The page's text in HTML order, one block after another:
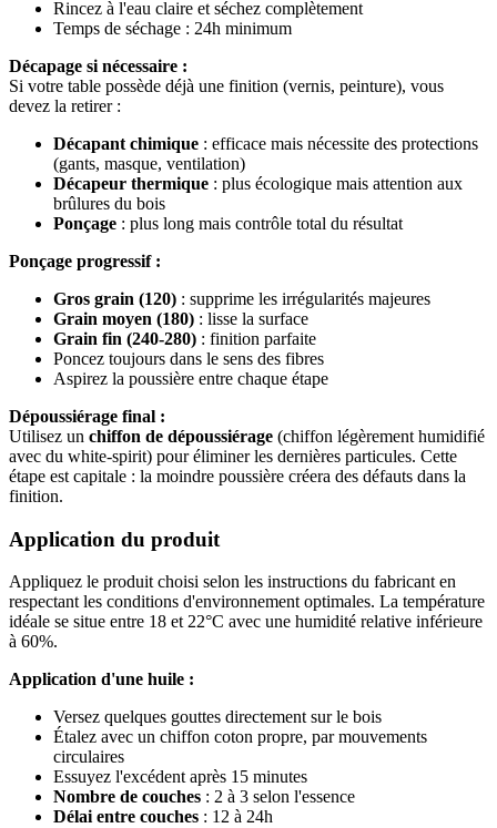
Rincez à l'eau claire et séchez complètement
Temps de séchage : 24h minimum
Décapage si nécessaire :
Si votre table possède déjà une finition (vernis, peinture), vous
devez la retirer :
Décapant chimique : efficace mais nécessite des protections
(gants, masque, ventilation)
Décapeur thermique : plus écologique mais attention aux
brûlures du bois
Ponçage : plus long mais contrôle total du résultat
Ponçage progressif :
Gros grain (120) : supprime les irrégularités majeures
Grain moyen (180) : lisse la surface
Grain fin (240-280) : finition parfaite
Poncez toujours dans le sens des fibres
Aspirez la poussière entre chaque étape
Dépoussiérage final :
Utilisez un chiffon de dépoussiérage (chiffon légèrement humidifié
avec du white-spirit) pour éliminer les dernières particules. Cette
étape est capitale : la moindre poussière créera des défauts dans la
finition.
Application du produit
Appliquez le produit choisi selon les instructions du fabricant en
respectant les conditions d'environnement optimales. La température
idéale se situe entre 18 et 22°C avec une humidité relative inférieure
à 60%.
Application d'une huile :
Versez quelques gouttes directement sur le bois
Étalez avec un chiffon coton propre, par mouvements
circulaires
Essuyez l'excédent après 15 minutes
Nombre de couches : 2 à 3 selon l'essence
Délai entre couches : 12 à 24h